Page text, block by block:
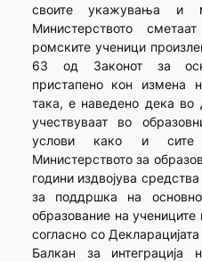
своите укажувања и
Министерството
ромските ученици
63 од Законот за
пристапено кон измена
така, е наведено дека во
учествуваат во
услови како и сите
Министерството за
години издвојува
за поддршка на
образование на
согласно со
Балкан за